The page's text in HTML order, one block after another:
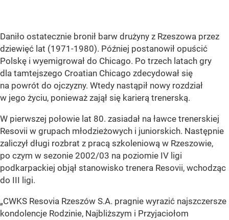
Daniło ostatecznie bronił barw drużyny z Rzeszowa przez
dziewięć lat (1971-1980). Później postanowił opuścić
Polskę i wyemigrował do Chicago. Po trzech latach gry
dla tamtejszego Croatian Chicago zdecydował się
na powrót do ojczyzny. Wtedy nastąpił nowy rozdział
w jego życiu, ponieważ zajął się karierą trenerską.
W pierwszej połowie lat 80. zasiadał na ławce trenerskiej
Resovii w grupach młodzieżowych i juniorskich. Następnie
zaliczył długi rozbrat z pracą szkoleniową w Rzeszowie,
po czym w sezonie 2002/03 na poziomie IV ligi
podkarpackiej objął stanowisko trenera Resovii, wchodząc
do III ligi.
„CWKS Resovia Rzeszów S.A. pragnie wyrazić najszczersze
kondolencje Rodzinie, Najbliższym i Przyjaciołom